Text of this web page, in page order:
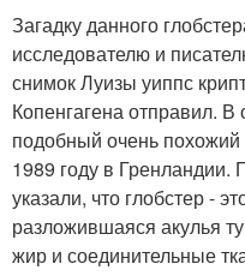
Загадку данного
исследователю и
снимок Луизы уиппс
Копенгагена отправил.
подобный очень
1989 году в Гренландии.
указали, что глобстер -
разложившаяся акулья
жир и соединительные